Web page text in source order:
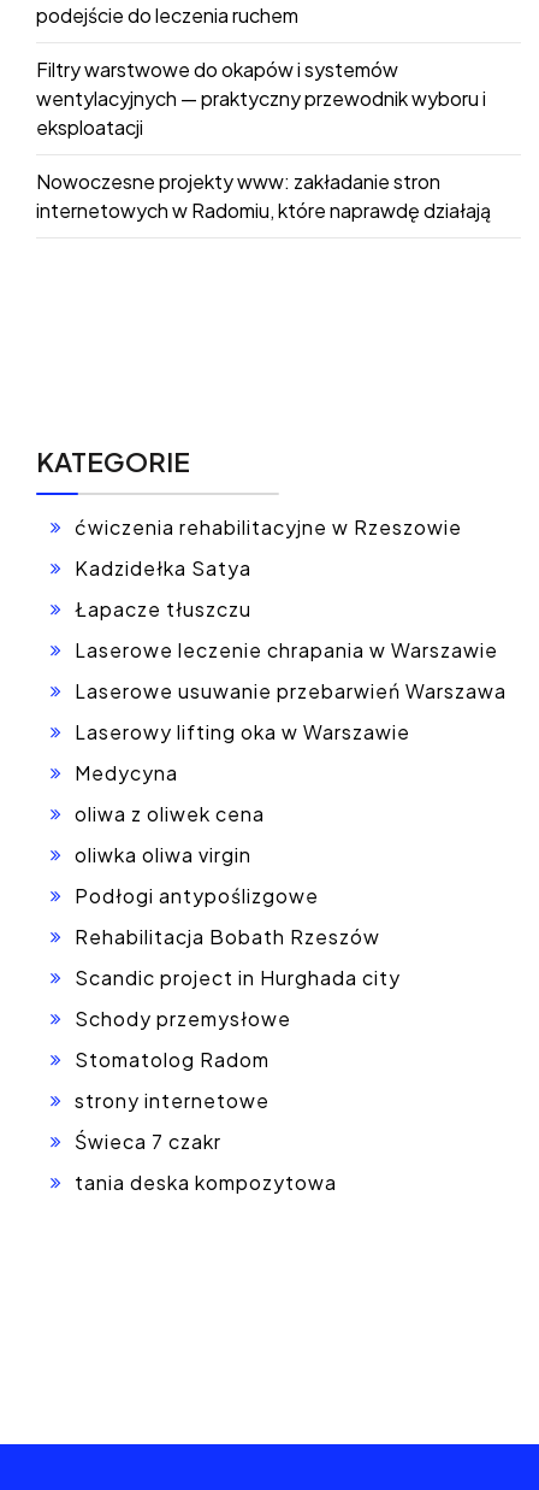
podejście do leczenia ruchem
Filtry warstwowe do okapów i systemów
wentylacyjnych — praktyczny przewodnik wyboru i
eksploatacji
Nowoczesne projekty www: zakładanie stron
internetowych w Radomiu, które naprawdę działają
KATEGORIE
ćwiczenia rehabilitacyjne w Rzeszowie
Kadzidełka Satya
Łapacze tłuszczu
Laserowe leczenie chrapania w Warszawie
Laserowe usuwanie przebarwień Warszawa
Laserowy lifting oka w Warszawie
Medycyna
oliwa z oliwek cena
oliwka oliwa virgin
Podłogi antypoślizgowe
Rehabilitacja Bobath Rzeszów
Scandic project in Hurghada city
Schody przemysłowe
Stomatolog Radom
strony internetowe
Świeca 7 czakr
tania deska kompozytowa